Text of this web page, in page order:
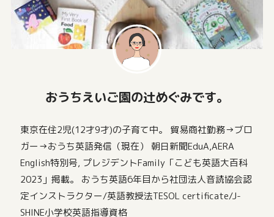
おうちえいご園の辻めぐみです。
東京在住2児(12才9才)の子育て中。 貿易商社勤務→ブロ
ガー→おうち英語発信（現在） 朝日新聞EduA,AERA
English特別号, プレジデントFamily「こども英語大百科
2023」掲載。 おうち英語6年目から社団法人音読協会認
定インストラクター/英語教授法TESOL certificate/J-
SHINE小学校英語指導資格